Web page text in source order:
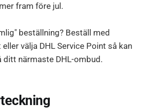
fram före jul.
beställning? Beställ med
välja DHL Service Point så kan
ditt närmaste DHL-ombud.